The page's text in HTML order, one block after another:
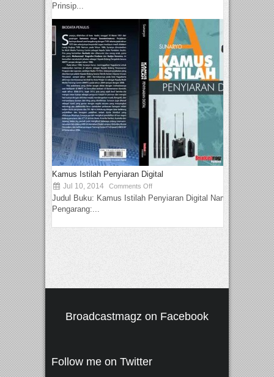
Prinsip...
Kamus Istilah Penyiaran Digital
Jul 10, 2014 Comments Off
Judul Buku: Kamus Istilah Penyiaran Digital Nama
Pengarang:...
Broadcastmagz on Facebook
Follow me on Twitter